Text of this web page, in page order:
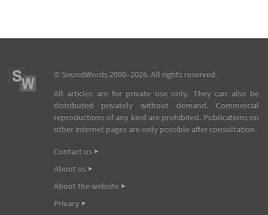
©SoundWords2000–2026. All rights reserved.
All articles are for private use only. They can also be
distributed privately without demand. Commercial
reproductions of any kind are prohibited. Publications on
other internet pages are only possible after consultation.
Contact us
About us
About the website
Privacy